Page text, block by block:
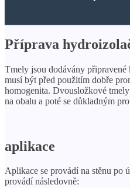
Příprava
Tmely jsou dodávány
musí být před použitím dobře
homogenita. Dvousložkové
na obalu a poté se důkladným
aplikace
Aplikace se provádí na stěnu po
provádí následovně: